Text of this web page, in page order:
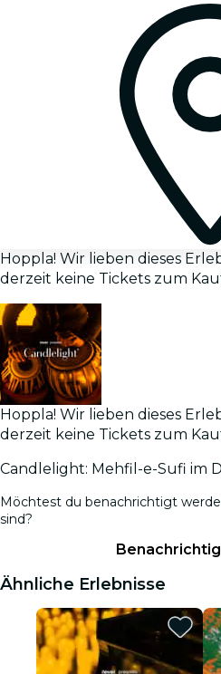
Hoppla! Wir lieben dieses
derzeit keine Tickets zum
Hoppla! Wir lieben dieses
derzeit keine Tickets zum
Candlelight: Mehfil-e-Sufi im
Möchtest du benachrichtigt
sind?
Ähnliche Erlebnisse